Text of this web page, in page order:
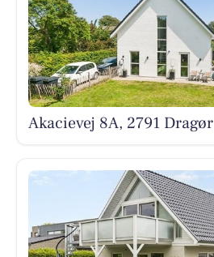
Akacievej 8A, 2791 Dragør